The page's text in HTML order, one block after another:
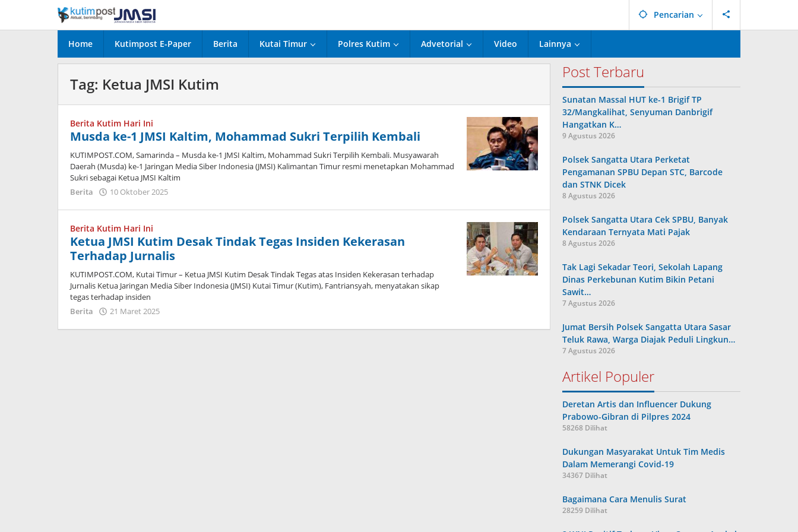
konten
Pencarian
Home Kutimpost E-Paper Berita Kutai Timur Polres Kutim Advetorial Video Lainnya
Tag: Ketua JMSI Kutim
Berita Kutim Hari Ini
Musda ke-1 JMSI Kaltim, Mohammad Sukri Terpilih Kembali
KUTIMPOST.COM, Samarinda – Musda ke-1 JMSI Kaltim, Mohammad Sukri Terpilih Kembali. Musyawarah
Daerah (Musda) ke-1 Jaringan Media Siber Indonesia (JMSI) Kalimantan Timur resmi menetapkan Mohammad
Sukri sebagai Ketua JMSI Kaltim
Berita
10 Oktober 2025
Berita Kutim Hari Ini
Ketua JMSI Kutim Desak Tindak Tegas Insiden Kekerasan
Terhadap Jurnalis
KUTIMPOST.COM, Kutai Timur – Ketua JMSI Kutim Desak Tindak Tegas atas Insiden Kekerasan terhadap
Jurnalis Ketua Jaringan Media Siber Indonesia (JMSI) Kutai Timur (Kutim), Fantriansyah, menyatakan sikap
tegas terhadap insiden
Berita
21 Maret 2025
Post Terbaru
Sunatan Massal HUT ke-1 Brigif TP
32/Mangkalihat, Senyuman Danbrigif
Hangatkan K…
9 Agustus 2026
Polsek Sangatta Utara Perketat
Pengamanan SPBU Depan STC, Barcode
dan STNK Dicek
8 Agustus 2026
Polsek Sangatta Utara Cek SPBU, Banyak
Kendaraan Ternyata Mati Pajak
8 Agustus 2026
Tak Lagi Sekadar Teori, Sekolah Lapang
Dinas Perkebunan Kutim Bikin Petani
Sawit…
7 Agustus 2026
Jumat Bersih Polsek Sangatta Utara Sasar
Teluk Rawa, Warga Diajak Peduli Lingkun…
7 Agustus 2026
Artikel Populer
Deretan Artis dan Influencer Dukung
Prabowo-Gibran di Pilpres 2024
58268 Dilihat
Dukungan Masyarakat Untuk Tim Medis
Dalam Memerangi Covid-19
34367 Dilihat
Bagaimana Cara Menulis Surat
28259 Dilihat